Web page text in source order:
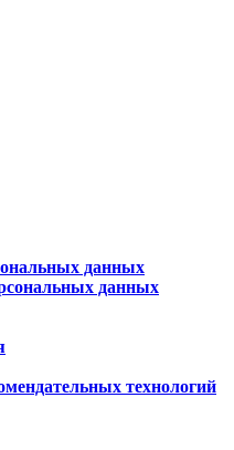
данных
данных
технологий